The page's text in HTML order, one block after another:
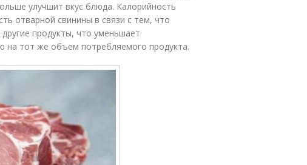
улучшит вкус блюда. Калорийность
отварной свинины в связи с тем, что
продукты, что уменьшает
на тот же объем потребляемого продукта.